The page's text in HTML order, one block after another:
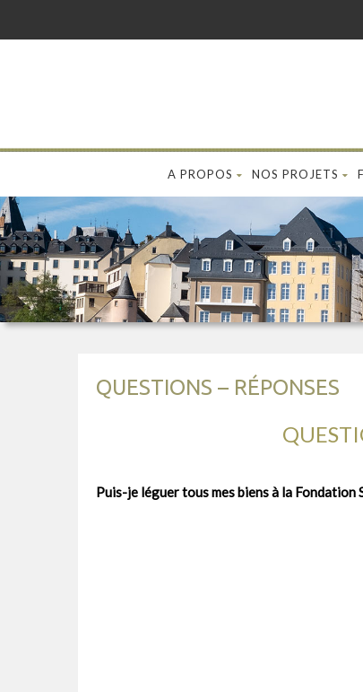
A PROPOS NOS PROJETS
QUESTIONS – RÉPONSES
Puis-je léguer tous mes biens à la Fondation